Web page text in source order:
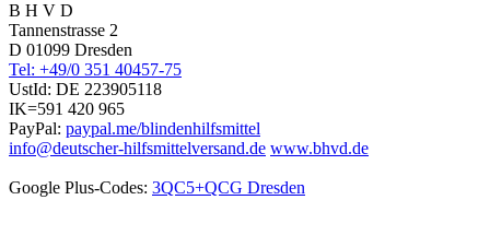
B H V D
Tannenstrasse 2
D 01099 Dresden
Tel: +49/0 351 40457-75
UstId: DE 223905118
IK=591 420 965
PayPal: paypal.me/blindenhilfsmittel
info@deutscher-hilfsmittelversand.de www.bhvd.de
Google Plus-Codes: 3QC5+QCG Dresden